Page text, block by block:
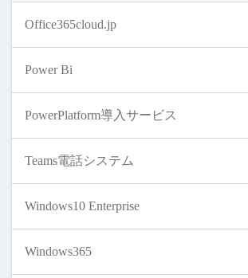
Office365cloud.jp
Power Bi
PowerPlatform導入サービス
Teams電話システム
Windows10 Enterprise
Windows365